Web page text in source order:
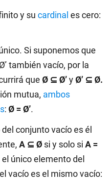
y su cardinal es cero:
Si suponemos que
también vacío, por la
que Ø ⊆ Ø’yØ’ ⊆ Ø.
mutua, ambos
: Ø = Ø’.
conjunto vacío es él
A ⊆ Ø si y solo si A =
único elemento del
vacío es el mismo vacío: